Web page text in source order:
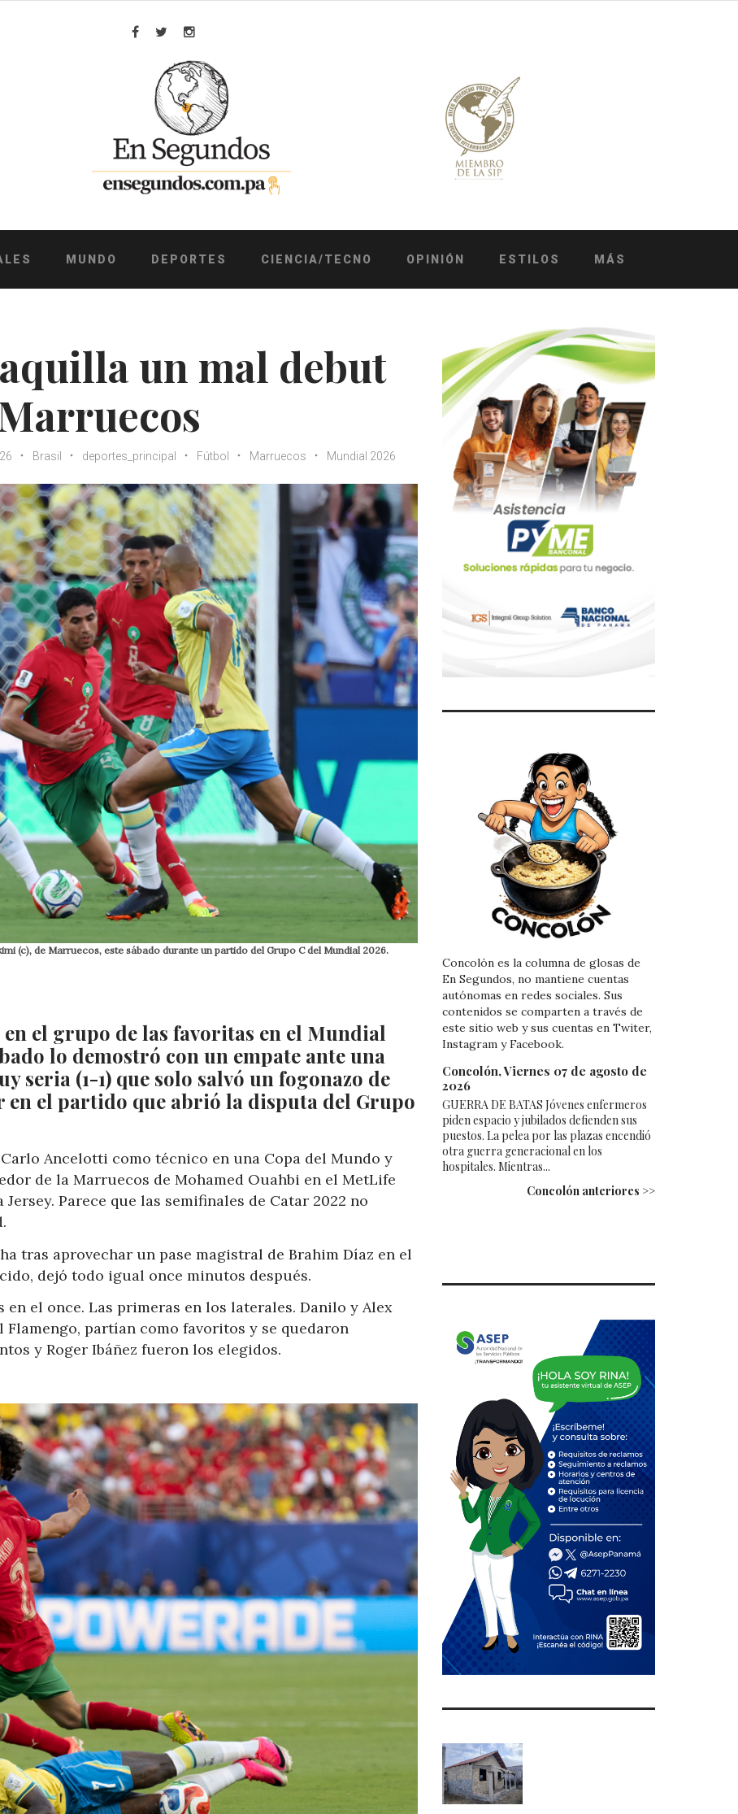
Facebook
TwitterInstagram
MUNDO DEPORTES CIENCIA/TECNO OPINIÓN ESTILOS MÁS
un mal debut
Brasil deportes_principal Fútbol Marruecos Mundial 2026
(c), de Marruecos, este sábado durante un partido del Grupo C del Mundial 2026.
el grupo de las favoritas en el Mundial
lo demostró con un empate ante una
seria (1-1) que solo salvó un fogonazo de
en el partido que abrió la disputa del Grupo
Ancelotti como técnico en una Copa del Mundo y
de la Marruecos de Mohamed Ouahbi en el MetLife
Jersey. Parece que las semifinales de Catar 2022 no
tras aprovechar un pase magistral de Brahim Díaz en el
dejó todo igual once minutos después.
el once. Las primeras en los laterales. Danilo y Alex
Flamengo, partían como favoritos y se quedaron
y Roger Ibáñez fueron los elegidos.
Concolón es la columna de glosas de
En Segundos, no mantiene cuentas
autónomas en redes sociales. Sus
contenidos se comparten a través de
este sitio web y sus cuentas en Twiter,
Instagram y Facebook.
Concolón, Viernes 07 de agosto de
2026
GUERRA DE BATAS Jóvenes enfermeros
piden espacio y jubilados defienden sus
puestos. La pelea por las plazas encendió
otra guerra generacional en los
hospitales. Mientras...
Concolón anteriores >>